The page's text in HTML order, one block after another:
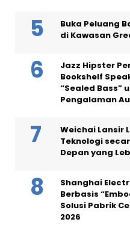
Buka Peluang
di Kawasan
Jazz Hipster
Bookshelf
“Sealed Bass”
Pengalaman
Weichai Lansir
Teknologi
Depan yang
Shanghai
Berbasis
Solusi Pabrik
2026